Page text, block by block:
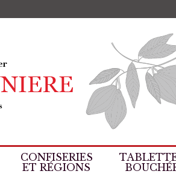
CONFISERIES
ET RÉGIONS